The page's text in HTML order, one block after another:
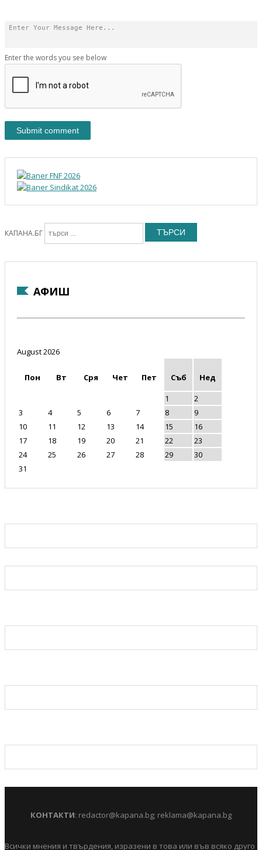
Enter the words you see below
КАПАНА.БГ ТЪРСИ
АФИШ
August 2026
Пон Вт Сря Чет Пет Съб
Нед
1
2
3
4 5 6 7 8
9
10
11 12 13 14 15
16
17
18 19 20 21 22
23
24
25 26 27 28 29
30
31
КОНТАКТИ: redactor@kapana.bg; reklama@kapana.bg
Всички мнения и твърдения, изразени в това или във всяко друго